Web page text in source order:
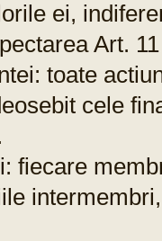
ei,
Art.
toate
cele
fiecare